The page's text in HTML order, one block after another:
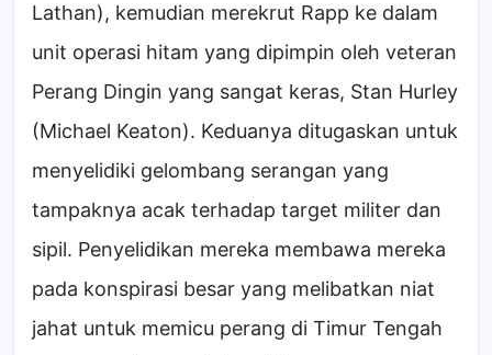
Lathan), kemudian merekrut Rapp ke dalam
unit operasi hitam yang dipimpin oleh veteran
Perang Dingin yang sangat keras, Stan Hurley
(Michael Keaton). Keduanya ditugaskan untuk
menyelidiki gelombang serangan yang
tampaknya acak terhadap target militer dan
sipil. Penyelidikan mereka membawa mereka
pada konspirasi besar yang melibatkan niat
jahat untuk memicu perang di Timur Tengah